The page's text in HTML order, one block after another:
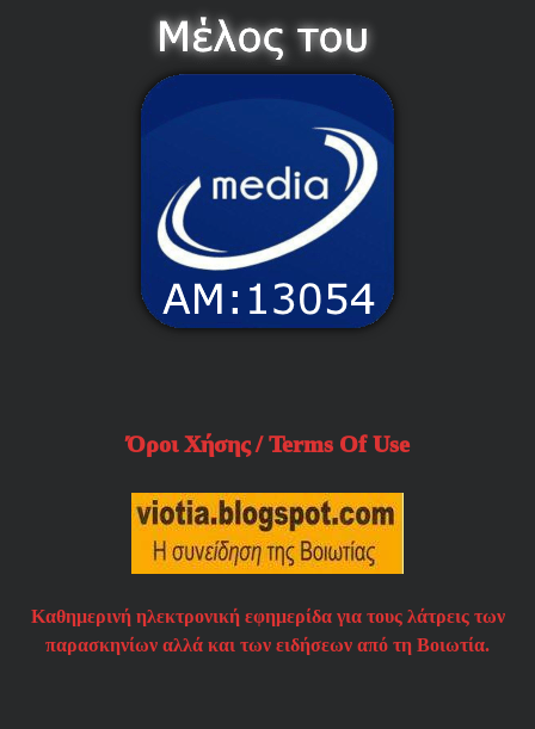
Όροι Χήσης / Terms Of Use
Καθημερινή ηλεκτρονική εφημερίδα για τους λάτρεις των
παρασκηνίων αλλά και των ειδήσεων από τη Βοιωτία.